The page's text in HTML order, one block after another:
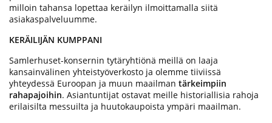
milloin tahansa lopettaa keräilyn ilmoittamalla siitä
asiakaspalveluumme.
KERÄILIJÄN KUMPPANI
Samlerhuset-konsernin tytäryhtiönä meillä on laaja
kansainvälinen yhteistyöverkosto ja olemme tiiviissä
yhteydessä Euroopan ja muun maailman tärkeimpiin
rahapajoihin. Asiantuntijat ostavat meille historiallisia rahoja
erilaisilta messuilta ja huutokaupoista ympäri maailman.